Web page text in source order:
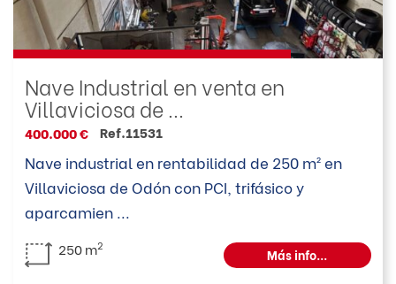
Nave Industrial en venta en
Villaviciosa de ...
Ref.11531
400.000 €
Nave industrial en rentabilidad de 250 m² en
Villaviciosa de Odón con PCI, trifásico y
aparcamien ...
250 m2 Más info...